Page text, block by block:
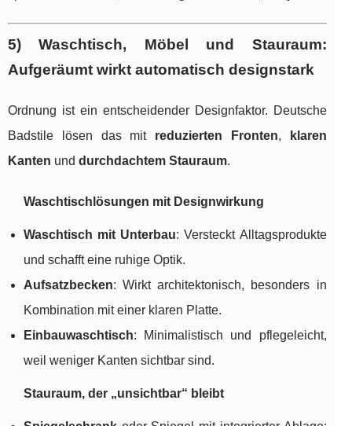
5) Waschtisch, Möbel und Stauraum:
Aufgeräumt wirkt automatisch designstark
Ordnung ist ein entscheidender Designfaktor. Deutsche
Badstile lösen das mit reduzierten Fronten,
klaren
Kanten und durchdachtem Stauraum.
Waschtischlösungen mit Designwirkung
Waschtisch mit Unterbau: Versteckt Alltagsprodukte
und schafft eine ruhige Optik.
Aufsatzbecken: Wirkt architektonisch, besonders in
Kombination mit einer klaren Platte.
Einbauwaschtisch: Minimalistisch und pflegeleicht,
weil weniger Kanten sichtbar sind.
Stauraum, der „unsichtbar“ bleibt